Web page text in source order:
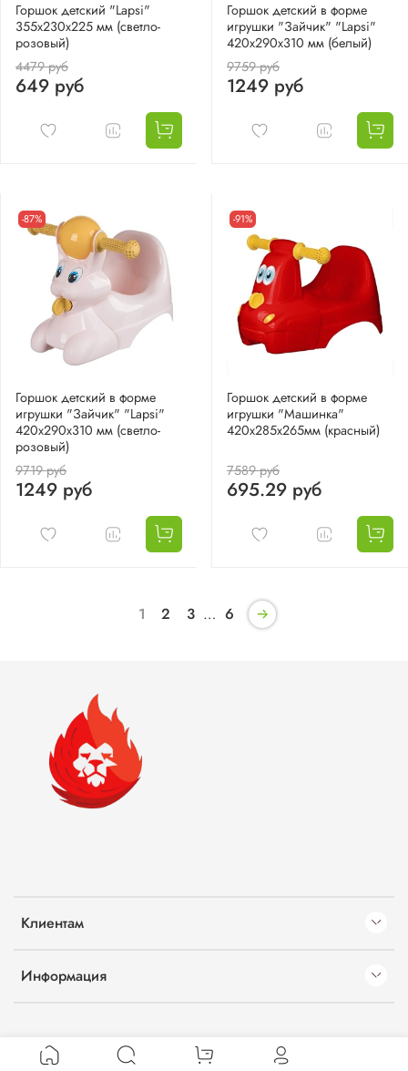
Горшок детский "Lapsi"
355х230х225 мм (светло-
розовый)
4479 руб
649 руб
Горшок детский в форме
игрушки "Зайчик" "Lapsi"
420х290х310 мм (белый)
9759 руб
1249 руб
-87%
Горшок детский в форме
игрушки "Зайчик" "Lapsi"
420х290х310 мм (светло-
розовый)
9719 руб
1249 руб
-91%
Горшок детский в форме
игрушки "Машинка"
420х285х265мм (красный)
7589 руб
695.29 руб
1 2 3 … 6
Клиентам
Информация